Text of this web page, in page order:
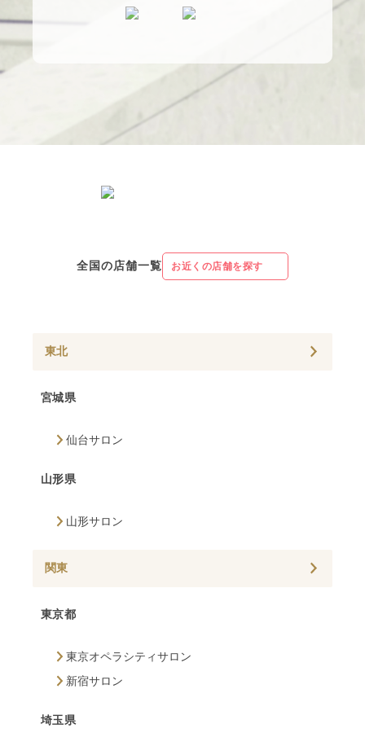
全国の店舗一覧 お近くの店舗を探す
東北
宮城県
仙台サロン
山形県
山形サロン
関東
東京都
東京オペラシティサロン
新宿サロン
埼玉県